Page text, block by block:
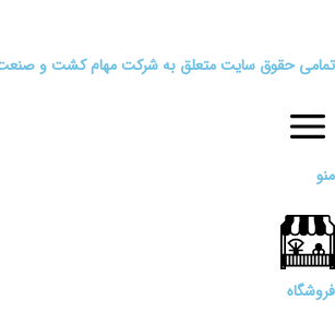
تمامی حقوق سایت متعلق به شرکت مهام کشت و
منو
فروشگاه